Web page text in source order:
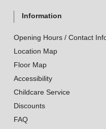
Information
Opening Hours / Contact
Location Map
Floor Map
Accessibility
Childcare Service
Discounts
FAQ